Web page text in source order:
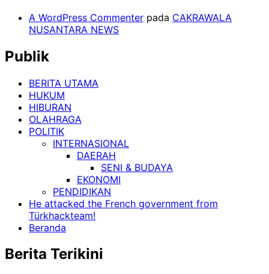
A WordPress Commenter pada CAKRAWALA
NUSANTARA NEWS
Publik
BERITA UTAMA
HUKUM
HIBURAN
OLAHRAGA
POLITIK
INTERNASIONAL
DAERAH
SENI & BUDAYA
EKONOMI
PENDIDIKAN
He attacked the French government from
Türkhackteam!
Beranda
Berita Terikini